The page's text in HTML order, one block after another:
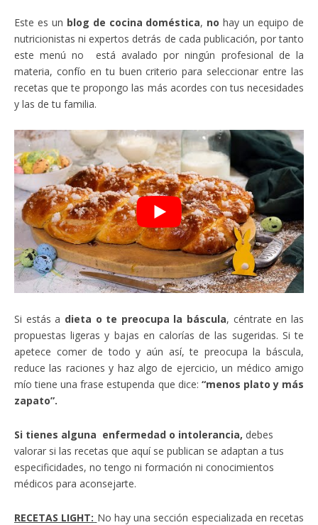
Este es un blog de cocina doméstica, no hay un equipo de
nutricionistas ni expertos detrás de cada publicación, por tanto
este menú no está avalado por ningún profesional de la
materia, confío en tu buen criterio para seleccionar entre las
recetas que te propongo las más acordes con tus necesidades
y las de tu familia.
Si estás a dieta o te preocupa la báscula, céntrate en las
propuestas ligeras y bajas en calorías de las sugeridas. Si te
apetece comer de todo y aún así, te preocupa la báscula,
reduce las raciones y haz algo de ejercicio, un médico amigo
mío tiene una frase estupenda que dice: “menos plato y más
zapato”.
Si tienes alguna enfermedad o intolerancia, debes
valorar si las recetas que aquí se publican se adaptan a tus
especificidades, no tengo ni formación ni conocimientos
médicos para aconsejarte.
RECETAS LIGHT: No hay una sección especializada en recetas